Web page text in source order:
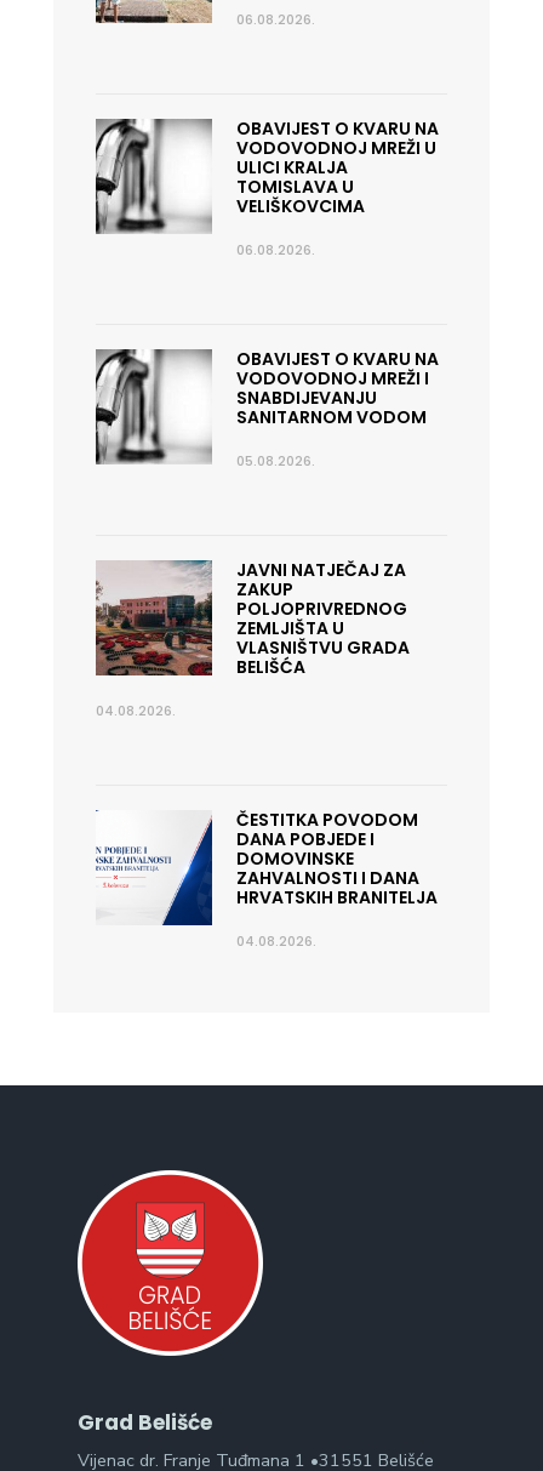
06.08.2026.
OBAVIJEST O KVARU NA
VODOVODNOJ MREŽI U
ULICI KRALJA
TOMISLAVA U
VELIŠKOVCIMA
06.08.2026.
OBAVIJEST O KVARU NA
VODOVODNOJ MREŽI I
SNABDIJEVANJU
SANITARNOM VODOM
05.08.2026.
JAVNI NATJEČAJ ZA
ZAKUP
POLJOPRIVREDNOG
ZEMLJIŠTA U
VLASNIŠTVU GRADA
BELIŠĆA
04.08.2026.
ČESTITKA POVODOM
DANA POBJEDE I
DOMOVINSKE
ZAHVALNOSTI I DANA
HRVATSKIH BRANITELJA
04.08.2026.
Grad Belišće
Vijenac dr. Franje Tuđmana 1 •31551 Belišće